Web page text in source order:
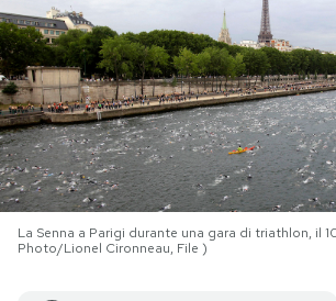
NEWSLETTER
I MIEI PREFERITI
SHOP
La Senna a Parigi durante una gara di triathlon, il
Photo/Lionel Cironneau, File )